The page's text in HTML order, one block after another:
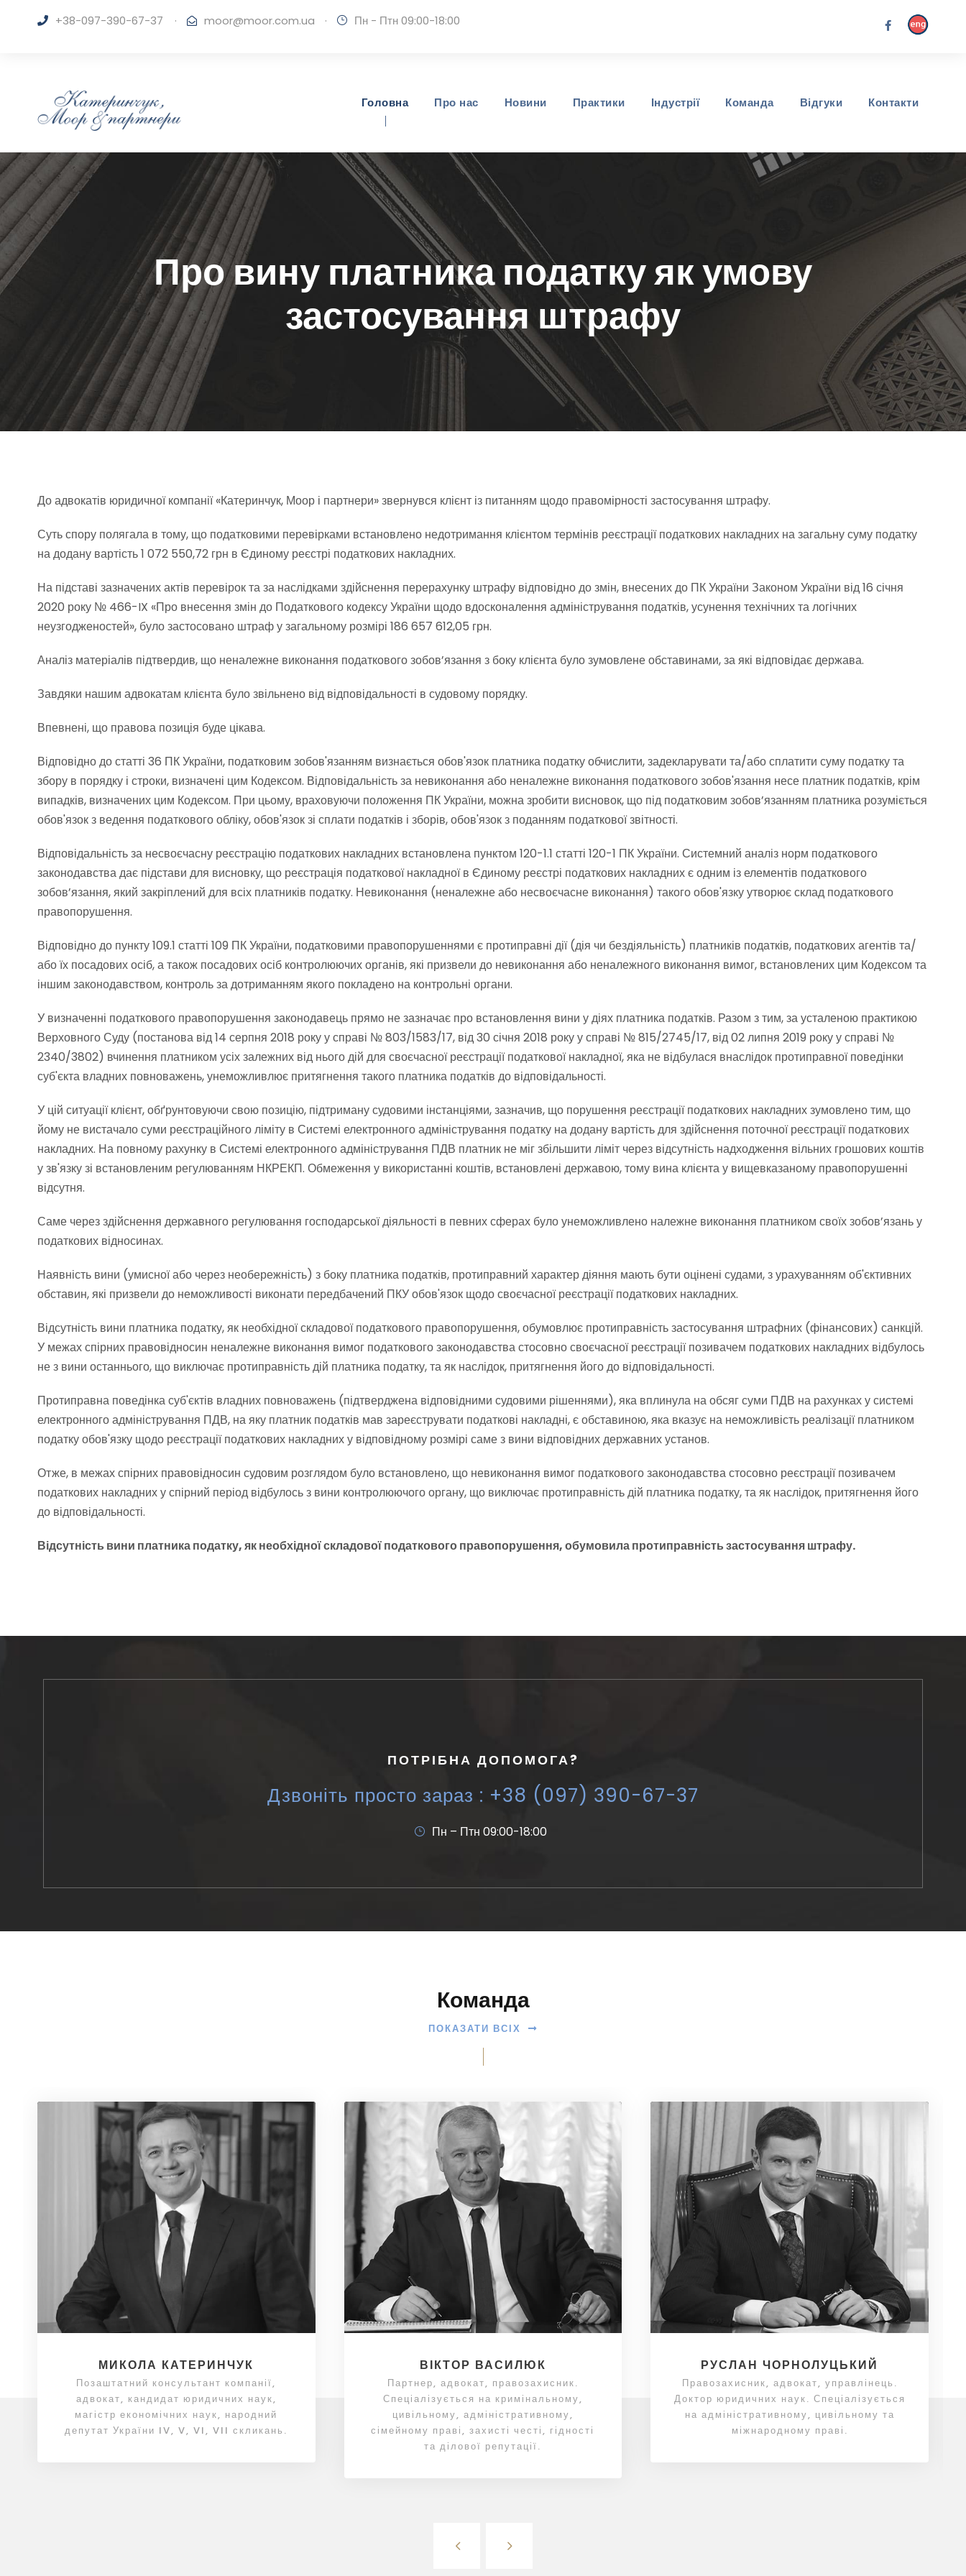
+38-097-390-67-37 · moor@moor.com.ua · Пн - Птн 09:00-18:00
Головна Про нас Новини Практики Індустрії Команда Відгуки Контакти
Про вину платника податку як умову
застосування штрафу
До адвокатів юридичної компанії «Катеринчук, Моор і партнери» звернувся клієнт із питанням щодо правомірності застосування штрафу.
Суть спору полягала в тому, що податковими перевірками встановлено недотримання клієнтом термінів реєстрації податкових накладних на загальну суму податку
на додану вартість 1 072 550,72 грн в Єдиному реєстрі податкових накладних.
На підставі зазначених актів перевірок та за наслідками здійснення перерахунку штрафу відповідно до змін, внесених до ПК України Законом України від 16 січня
2020 року № 466-IX «Про внесення змін до Податкового кодексу України щодо вдосконалення адміністрування податків, усунення технічних та логічних
неузгодженостей», було застосовано штраф у загальному розмірі 186 657 612,05 грн.
Аналіз матеріалів підтвердив, що неналежне виконання податкового зобов’язання з боку клієнта було зумовлене обставинами, за які відповідає держава.
Завдяки нашим адвокатам клієнта було звільнено від відповідальності в судовому порядку.
Впевнені, що правова позиція буде цікава.
Відповідно до статті 36 ПК України, податковим зобов'язанням визнається обов'язок платника податку обчислити, задекларувати та/або сплатити суму податку та
збору в порядку і строки, визначені цим Кодексом. Відповідальність за невиконання або неналежне виконання податкового зобов'язання несе платник податків, крім
випадків, визначених цим Кодексом. При цьому, враховуючи положення ПК України, можна зробити висновок, що під податковим зобов’язанням платника розуміється
обов'язок з ведення податкового обліку, обов'язок зі сплати податків і зборів, обов'язок з поданням податкової звітності.
Відповідальність за несвоєчасну реєстрацію податкових накладних встановлена пунктом 120-1.1 статті 120-1 ПК України. Системний аналіз норм податкового
законодавства дає підстави для висновку, що реєстрація податкової накладної в Єдиному реєстрі податкових накладних є одним із елементів податкового
зобов’язання, який закріплений для всіх платників податку. Невиконання (неналежне або несвоєчасне виконання) такого обов'язку утворює склад податкового
правопорушення.
Відповідно до пункту 109.1 статті 109 ПК України, податковими правопорушеннями є протиправні дії (дія чи бездіяльність) платників податків, податкових агентів та/
або їх посадових осіб, а також посадових осіб контролюючих органів, які призвели до невиконання або неналежного виконання вимог, встановлених цим Кодексом та
іншим законодавством, контроль за дотриманням якого покладено на контрольні органи.
У визначенні податкового правопорушення законодавець прямо не зазначає про встановлення вини у діях платника податків. Разом з тим, за усталеною практикою
Верховного Суду (постанова від 14 серпня 2018 року у справі № 803/1583/17, від 30 січня 2018 року у справі № 815/2745/17, від 02 липня 2019 року у справі №
2340/3802) вчинення платником усіх залежних від нього дій для своєчасної реєстрації податкової накладної, яка не відбулася внаслідок протиправної поведінки
суб'єкта владних повноважень, унеможливлює притягнення такого платника податків до відповідальності.
У цій ситуації клієнт, обґрунтовуючи свою позицію, підтриману судовими інстанціями, зазначив, що порушення реєстрації податкових накладних зумовлено тим, що
йому не вистачало суми реєстраційного ліміту в Системі електронного адміністрування податку на додану вартість для здійснення поточної реєстрації податкових
накладних. На повному рахунку в Системі електронного адміністрування ПДВ платник не міг збільшити ліміт через відсутність надходження вільних грошових коштів
у зв'язку зі встановленим регулюванням НКРЕКП. Обмеження у використанні коштів, встановлені державою, тому вина клієнта у вищевказаному правопорушенні
відсутня.
Саме через здійснення державного регулювання господарської діяльності в певних сферах було унеможливлено належне виконання платником своїх зобов’язань у
податкових відносинах.
Наявність вини (умисної або через необережність) з боку платника податків, протиправний характер діяння мають бути оцінені судами, з урахуванням об'єктивних
обставин, які призвели до неможливості виконати передбачений ПКУ обов'язок щодо своєчасної реєстрації податкових накладних.
Відсутність вини платника податку, як необхідної складової податкового правопорушення, обумовлює протиправність застосування штрафних (фінансових) санкцій.
У межах спірних правовідносин неналежне виконання вимог податкового законодавства стосовно своєчасної реєстрації позивачем податкових накладних відбулось
не з вини останнього, що виключає протиправність дій платника податку, та як наслідок, притягнення його до відповідальності.
Протиправна поведінка суб'єктів владних повноважень (підтверджена відповідними судовими рішеннями), яка вплинула на обсяг суми ПДВ на рахунках у системі
електронного адміністрування ПДВ, на яку платник податків мав зареєструвати податкові накладні, є обставиною, яка вказує на неможливість реалізації платником
податку обов'язку щодо реєстрації податкових накладних у відповідному розмірі саме з вини відповідних державних установ.
Отже, в межах спірних правовідносин судовим розглядом було встановлено, що невиконання вимог податкового законодавства стосовно реєстрації позивачем
податкових накладних у спірний період відбулось з вини контролюючого органу, що виключає протиправність дій платника податку, та як наслідок, притягнення його
до відповідальності.
Відсутність вини платника податку, як необхідної складової податкового правопорушення, обумовила протиправність застосування штрафу.
ПОТРІБНА ДОПОМОГА?
Дзвоніть просто зараз : +38 (097) 390-67-37
Пн – Птн 09:00-18:00
Команда
ПОКАЗАТИ ВСІХ
МИКОЛА КАТЕРИНЧУК
Позаштатний консультант компанії,
адвокат, кандидат юридичних наук,
магістр економічних наук, народний
депутат України IV, V, VI, VII скликань.
ВІКТОР ВАСИЛЮК
Партнер, адвокат, правозахисник.
Спеціалізується на кримінальному,
цивільному, адміністративному,
сімейному праві, захисті честі, гідності
та ділової репутації.
РУСЛАН ЧОРНОЛУЦЬКИЙ
Правозахисник, адвокат, управлінець.
Доктор юридичних наук. Спеціалізується
на адміністративному, цивільному та
міжнародному праві.